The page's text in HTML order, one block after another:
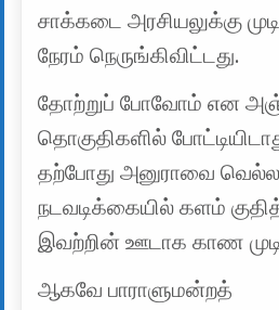
சாக்கடை அரசியலுக்கு
நேரம் நெருங்கிவிட்டது.
தோற்றுப் போவோம் என
தொகுதிகளில்
தற்போது அனுராவை
நடவடிக்கையில் களம்
இவற்றின் ஊடாக காண
ஆகவே பாராளுமன்றத்